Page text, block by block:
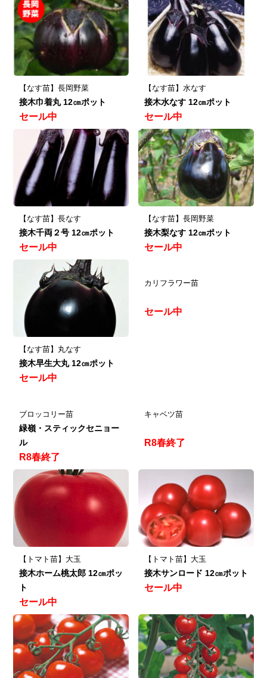
【なす苗】長岡野菜
接木巾着丸 12㎝ポット
セール中
【なす苗】水なす
接木水なす 12㎝ポット
セール中
【なす苗】長なす
接木千両２号 12㎝ポット
セール中
【なす苗】長岡野菜
接木梨なす 12㎝ポット
セール中
【なす苗】丸なす
接木早生大丸 12㎝ポット
セール中
カリフラワー苗
セール中
ブロッコリー苗
緑嶺・スティックセニョー
ル
R8春終了
キャベツ苗
R8春終了
【トマト苗】大玉
接木ホーム桃太郎 12㎝ポッ
ト
セール中
【トマト苗】大玉
接木サンロード 12㎝ポット
セール中